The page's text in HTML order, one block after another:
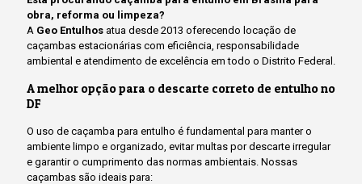
obra, reforma ou limpeza?
A Geo Entulhos atua desde 2013 oferecendo locação de
caçambas estacionárias com eficiência, responsabilidade
ambiental e atendimento de excelência em todo o Distrito Federal.
A melhor opção para o descarte correto de entulho no
DF
O uso de caçamba para entulho é fundamental para manter o
ambiente limpo e organizado, evitar multas por descarte irregular
e garantir o cumprimento das normas ambientais. Nossas
caçambas são ideais para: